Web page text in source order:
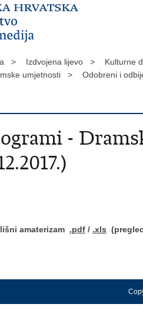
> Izdvojena lijevo > Kulturne
umjetnosti >
Odobreni i
-
amaterizam .pdf / .xls